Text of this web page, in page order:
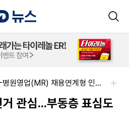
질관리약사(사원~과장) 한국오츠카제약(주)-병원영업(MR) 채용연계형 인턴(신입사원) 모집 공고
관심...부동층 표심도